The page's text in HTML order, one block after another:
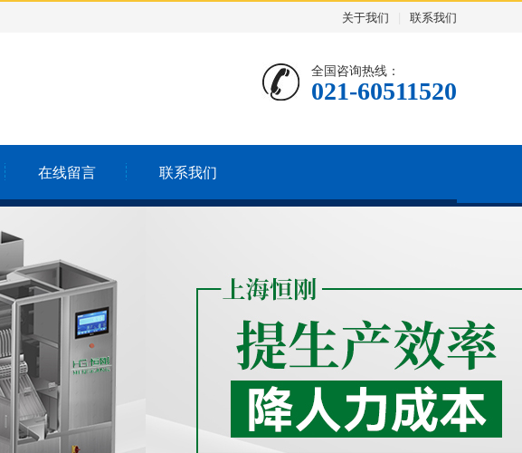
关于我们 联系我们
全国咨询热线：
021-60511520
在线留言 联系我们